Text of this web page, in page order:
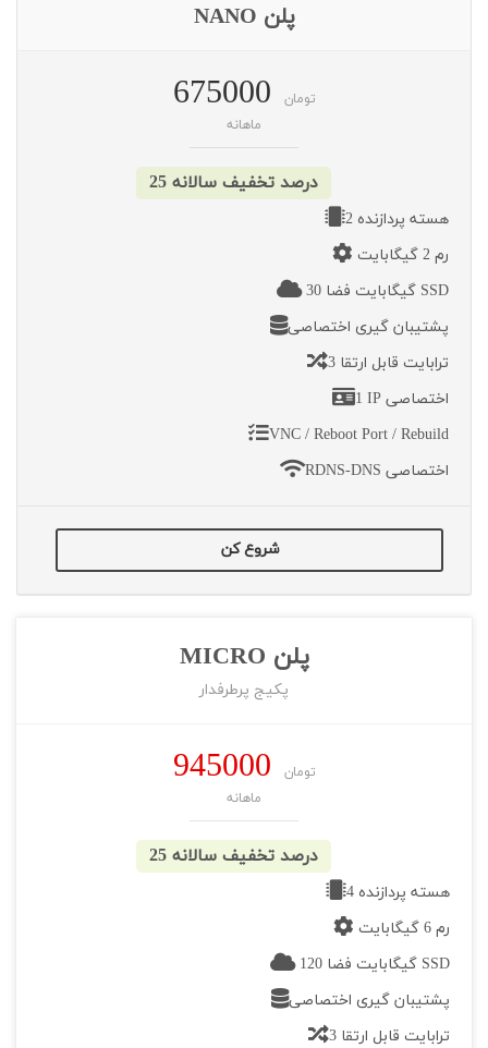
پلن NANO
675000
تومان
ماهانه
25 درصد تخفیف سالانه
2 هسته پردازنده
رم 2 گیگابایت
30 گیگابایت فضا SSD
پشتیبان گیری اختصاصی
3 ترابایت قابل ارتقا
1 IP اختصاصی
VNC / Reboot Port / Rebuild
RDNS-DNS اختصاصی
شروع کن
پلن MICRO
پکیج پرطرفدار
945000
تومان
ماهانه
25 درصد تخفیف سالانه
4 هسته پردازنده
رم 6 گیگابایت
120 گیگابایت فضا SSD
پشتیبان گیری اختصاصی
3 ترابایت قابل ارتقا